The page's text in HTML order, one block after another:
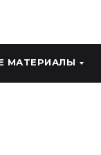
МАТЕРИАЛЫ